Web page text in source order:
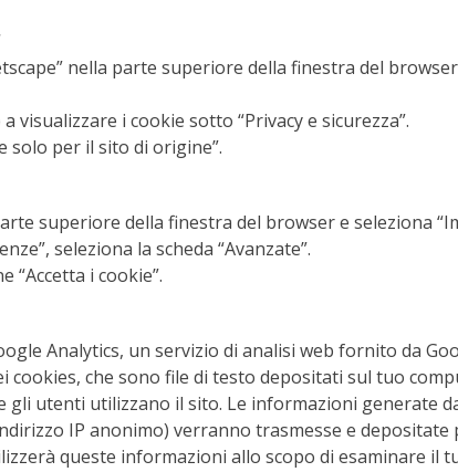
nella parte superiore della finestra del
visualizzare i cookie sotto “Privacy e sicurezza”.
solo per il sito di origine”.
superiore della finestra del browser e seleziona
seleziona la scheda “Avanzate”.
“Accetta i cookie”.
Analytics, un servizio di analisi web fornito da
cookies, che sono file di testo depositati sul tuo
gli utenti utilizzano il sito. Le informazioni generate
IP anonimo) verranno trasmesse e depositate
queste informazioni allo scopo di esaminare il